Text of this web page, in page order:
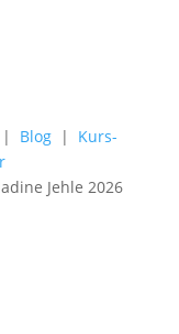
| Blog | Kurs-
Jehle 2026